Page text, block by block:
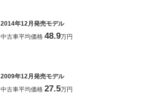
2014年12月発売モデル
中古車平均価格 48.9万円
2009年12月発売モデル
中古車平均価格 27.5万円